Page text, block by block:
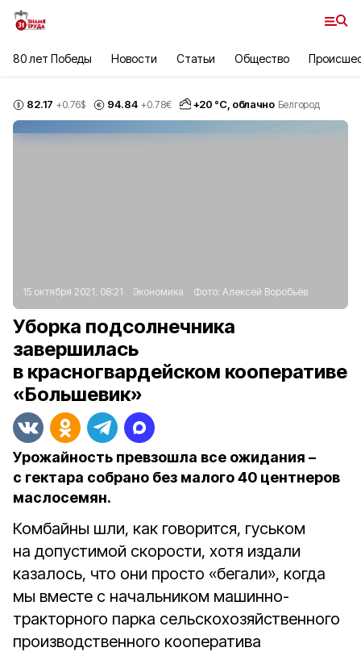
80 лет Победы Новости Статьи Общество
82.17 +0.76$ 94.84 +0.78€ +20 °С, облачно Белгород
15 октября 2021, 08:21 Экономика Фото: Алексей Воробьёв
Уборка подсолнечника
завершилась
в красногвардейском кооперативе
«Большевик»
Урожайность превзошла все ожидания –
с гектара собрано без малого 40 центнеров
маслосемян.
Комбайны шли, как говорится, гуськом
на допустимой скорости, хотя издали
казалось, что они просто «бегали», когда
мы вместе с начальником машинно-
тракторного парка сельскохозяйственного
производственного кооператива